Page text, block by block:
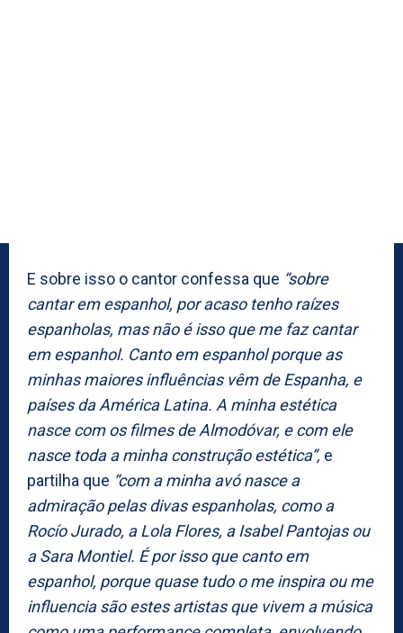
E sobre isso o cantor confessa que “sobre
cantar em espanhol, por acaso tenho raízes
espanholas, mas não é isso que me faz cantar
em espanhol. Canto em espanhol porque as
minhas maiores influências vêm de Espanha, e
países da América Latina. A minha estética
nasce com os filmes de Almodóvar, e com ele
nasce toda a minha construção estética”, e
partilha que “com a minha avó nasce a
admiração pelas divas espanholas, como a
Rocío Jurado, a Lola Flores, a Isabel Pantojas ou
a Sara Montiel. É por isso que canto em
espanhol, porque quase tudo o me inspira ou me
influencia são estes artistas que vivem a música